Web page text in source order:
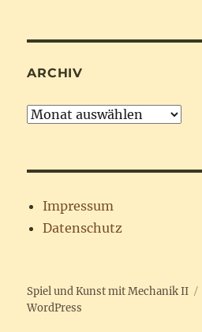
ARCHIV
Archiv
Impressum
Datenschutz
Spiel und Kunst mit Mechanik II
WordPress